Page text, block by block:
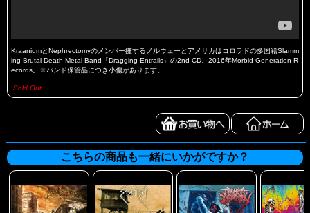
KraaniumとNephrectomyのメンバー擁するノルウェーとアメリカはコロラドの多国籍Slamm
ing Brutal Death Metal Band「Dragging Entrails」の2nd CD。2016年Morbid Generation R
ecords。※バンド保管品につき小傷があります。
Sold Out
こちらの商品も一緒にいかがですか？